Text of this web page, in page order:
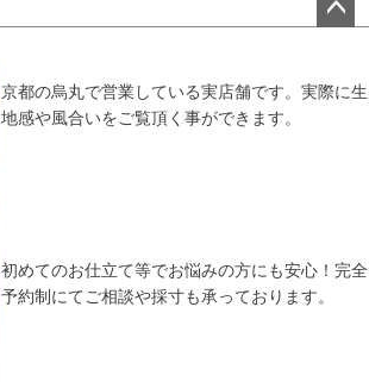
ップ
京都の烏丸で営業している実店舗です。実際に生
地感や風合いをご覧頂く事ができます。
初めてのお仕立て等でお悩みの方にも安心！完全
予約制にてご相談や採寸も承っております。